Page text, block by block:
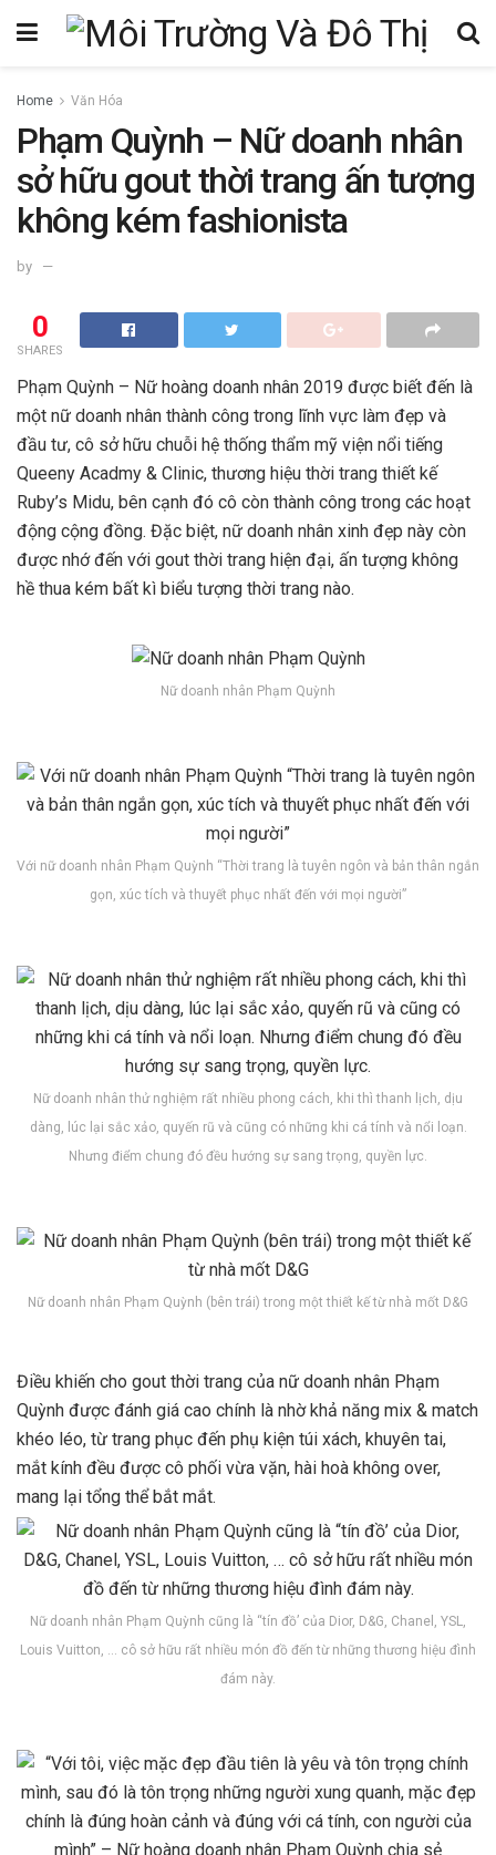
Home Văn Hóa
Phạm Quỳnh – Nữ doanh nhân
sở hữu gout thời trang ấn tượng
không kém fashionista
by
0
SHARES
Phạm Quỳnh – Nữ hoàng doanh nhân 2019 được biết đến là
một nữ doanh nhân thành công trong lĩnh vực làm đẹp và
đầu tư, cô sở hữu chuỗi hệ thống thẩm mỹ viện nổi tiếng
Queeny Acadmy & Clinic, thương hiệu thời trang thiết kế
Ruby’s Midu, bên cạnh đó cô còn thành công trong các hoạt
động cộng đồng. Đặc biệt, nữ doanh nhân xinh đẹp này còn
được nhớ đến với gout thời trang hiện đại, ấn tượng không
hề thua kém bất kì biểu tượng thời trang nào.
Nữ doanh nhân Phạm Quỳnh
Với nữ doanh nhân Phạm Quỳnh “Thời trang là tuyên ngôn và bản thân ngắn
gọn, xúc tích và thuyết phục nhất đến với mọi người”
Nữ doanh nhân thử nghiệm rất nhiều phong cách, khi thì thanh lịch, dịu
dàng, lúc lại sắc xảo, quyến rũ và cũng có những khi cá tính và nổi loạn.
Nhưng điểm chung đó đều hướng sự sang trọng, quyền lực.
Nữ doanh nhân Phạm Quỳnh (bên trái) trong một thiết kế từ nhà mốt D&G
Điều khiến cho gout thời trang của nữ doanh nhân Phạm
Quỳnh được đánh giá cao chính là nhờ khả năng mix & match
khéo léo, từ trang phục đến phụ kiện túi xách, khuyên tai,
mắt kính đều được cô phối vừa vặn, hài hoà không over,
mang lại tổng thể bắt mắt.
Nữ doanh nhân Phạm Quỳnh cũng là “tín đồ’ của Dior, D&G, Chanel, YSL,
Louis Vuitton, … cô sở hữu rất nhiều món đồ đến từ những thương hiệu đình
đám này.